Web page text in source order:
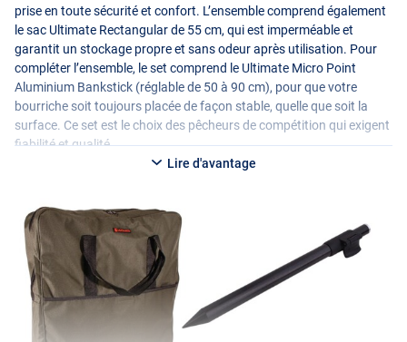
prise en toute sécurité et confort. L’ensemble comprend également
le sac Ultimate Rectangular de 55 cm, qui est imperméable et
garantit un stockage propre et sans odeur après utilisation. Pour
compléter l’ensemble, le set comprend le Ultimate Micro Point
Aluminium Bankstick (réglable de 50 à 90 cm), pour que votre
bourriche soit toujours placée de façon stable, quelle que soit la
surface. Ce set est le choix des pêcheurs de compétition qui exigent
fiabilité et qualité.
- Disponible en plusieurs longueurs
- Longueur 2 mètres (5 anneaux)
- Longueur 3 mètres (7 anneaux)
- Longueur 4 mètres (9 anneaux)
- Dimensions de l’anneau supérieur : 51×41cm
- Matériau : maille de 4 mm
- Matériau des anneaux :
/aluminium
Lire d'avantage